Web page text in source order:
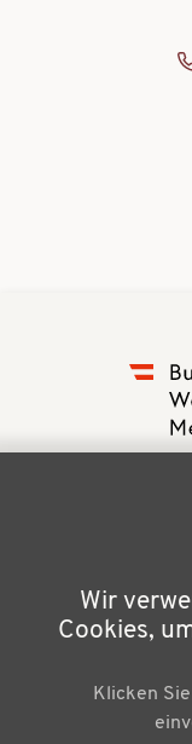
ß
e
Wir
Cookies,
Klicken